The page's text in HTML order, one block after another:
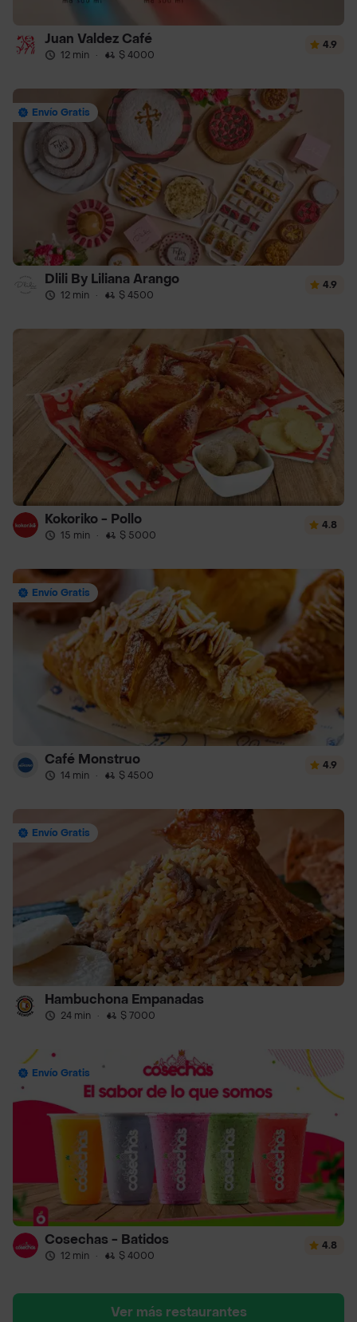
Juan Valdez Café
12 min · $ 4000
4.9
Envío Gratis
Dlili By Liliana Arango
12 min · $ 4500
4.9
Kokoriko - Pollo
15 min · $ 5000
4.8
Envío Gratis
Café Monstruo
14 min · $ 4500
4.9
Envío Gratis
Hambuchona Empanadas
24 min · $ 7000
Envío Gratis
Cosechas - Batidos
12 min · $ 4000
4.8
Ver más restaurantes